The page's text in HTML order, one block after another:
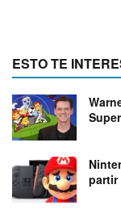
ESTO TE
partir